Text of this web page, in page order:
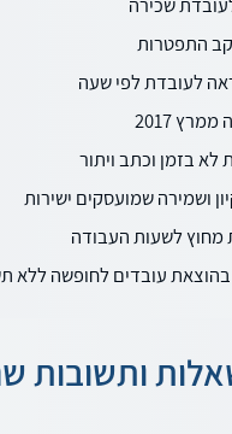
התפטרות
לעובדת לפי שעה
2017
לא בזמן וכתב ויתור
ושמירה שמועסקים ישירות
מחוץ לשעות העבודה
בהוצאת עובדים לחופשה ללא
ותשובות